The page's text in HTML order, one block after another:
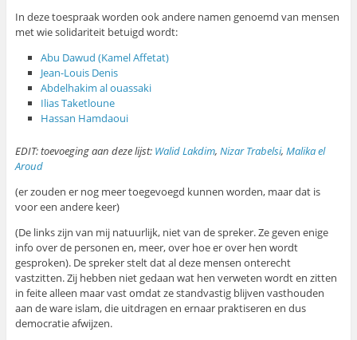
In deze toespraak worden ook andere namen genoemd van mensen
met wie solidariteit betuigd wordt:
Abu Dawud (Kamel Affetat)
Jean-Louis Denis
Abdelhakim al ouassaki
Ilias Taketloune
Hassan Hamdaoui
EDIT: toevoeging aan deze lijst: Walid Lakdim, Nizar Trabelsi, Malika el
Aroud
(er zouden er nog meer toegevoegd kunnen worden, maar dat is
voor een andere keer)
(De links zijn van mij natuurlijk, niet van de spreker. Ze geven enige
info over de personen en, meer, over hoe er over hen wordt
gesproken). De spreker stelt dat al deze mensen onterecht
vastzitten. Zij hebben niet gedaan wat hen verweten wordt en zitten
in feite alleen maar vast omdat ze standvastig blijven vasthouden
aan de ware islam, die uitdragen en ernaar praktiseren en dus
democratie afwijzen.